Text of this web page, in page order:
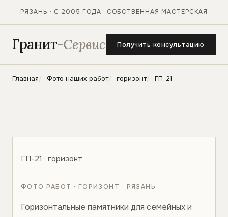
РЯЗАНЬ · С 2005 ГОДА · СОБСТВЕННАЯ МАСТЕРСКАЯ
Гранит-Сервис Получить консультацию
Главная Фото наших работ горизонт ГП-21
ГП-21 · горизонт
ФОТО РАБОТ · ГОРИЗОНТ · РЯЗАНЬ
Горизонтальные памятники для семейных и